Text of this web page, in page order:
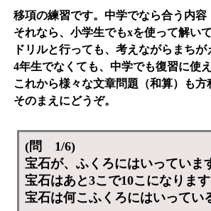
移項の練習です。中学でなら合う内容
それなら、小学生でもxを使って解い
ドリルと行っても、考えながらまち
4年生でなくても、中学でも復習に使
これから様々な文章問題（和算）も方
そのまえにどうぞ。
(問 1/6)
宝石が、ふくろにはいっていま
宝石はあと3こで10こになります
宝石は何こふくろにはいってい